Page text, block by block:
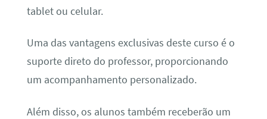
tablet ou celular.
Uma das vantagens exclusivas deste curso é o
suporte direto do professor, proporcionando
um acompanhamento personalizado.
Além disso, os alunos também receberão um